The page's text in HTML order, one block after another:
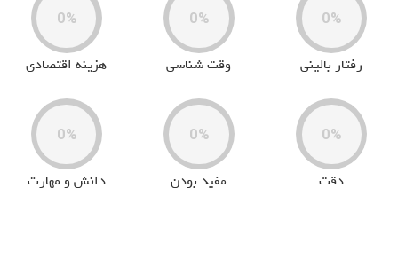
0%
دقت
0%
مفید بودن
0%
دانش و مهارت
0%
رفتار بالینی
0%
وقت شناسی
0%
هزینه اقتصادی